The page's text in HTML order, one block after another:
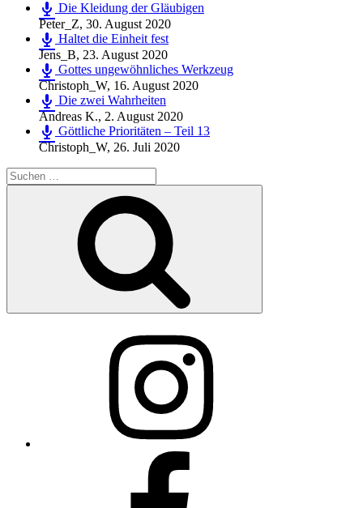
Die Kleidung der Gläubigen
Peter_Z, 30. August 2020
Haltet die Einheit fest
Jens_B, 23. August 2020
Gottes ungewöhnliches Werkzeug
Christoph_W, 16. August 2020
Die zwei Wahrheiten
Andreas K., 2. August 2020
Göttliche Prioritäten – Teil 13
Christoph_W, 26. Juli 2020
Suchen
nach: